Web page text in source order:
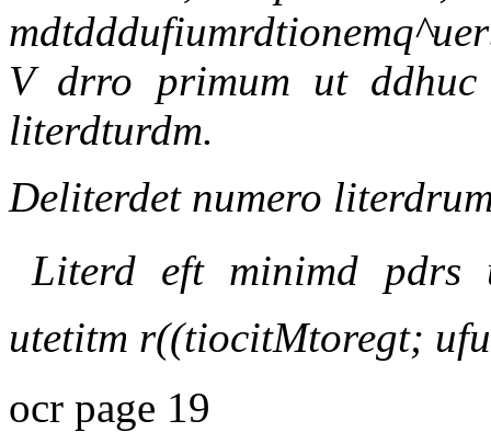
V drro primum ut
literdturdm.
Deliterdet numero
Literd eft minimd pdrs
utetitm r((tiocitMtoregt;
ocr page 19